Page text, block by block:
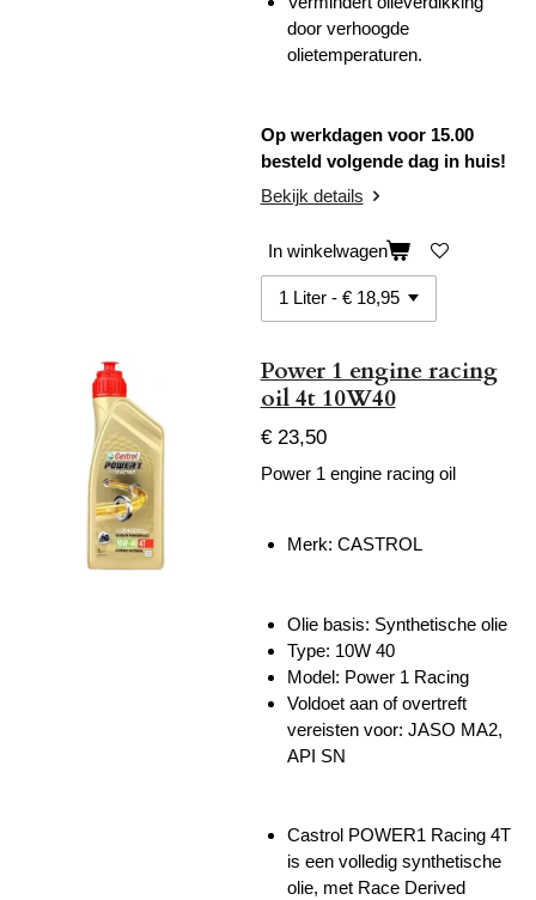
door verhoogde
olietemperaturen.
Op werkdagen voor 15.00
besteld volgende dag in huis!
Bekijk details
In winkelwagen
Power 1 engine racing
oil 4t 10W40
€ 23,50
Power 1 engine racing oil
Merk: CASTROL
Olie basis: Synthetische olie
Type: 10W 40
Model: Power 1 Racing
Voldoet aan of overtreft
vereisten voor: JASO MA2,
API SN
Castrol POWER1 Racing 4T
is een volledig synthetische
olie, met Race Derived